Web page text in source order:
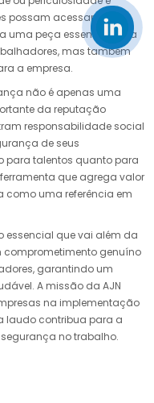
acessar esses
uma peça essencial para
mas também
a empresa.
não é apenas uma
da reputação
responsabilidade social
de seus
para talentos quanto para
ferramenta que agrega valor
como uma referência em
essencial que vai além da
comprometimento genuíno
garantindo um
A missão da AJN
na implementação
laudo contribua para a
no trabalho.